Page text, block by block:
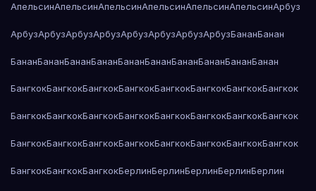
АпельсинАпельсинАпельсинАпельсинАпельсинАпельсинАрбуз
АрбузАрбузАрбузАрбузАрбузАрбузАрбузАрбузБананБанан
БананБананБананБананБананБананБананБананБананБанан
БангкокБангкокБангкокБангкокБангкокБангкокБангкокБангкок
БангкокБангкокБангкокБангкокБангкокБангкокБангкокБангкок
БангкокБангкокБангкокБангкокБангкокБангкокБангкокБангкок
БангкокБангкокБангкокБерлинБерлинБерлинБерлинБерлин